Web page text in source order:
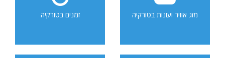
מזג אוויר ועונות בטורקיה זמנים בטורקיה